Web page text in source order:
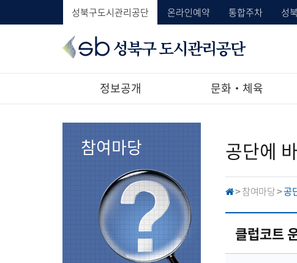
성북구도시관리공단 온라인예약 통합주차 성
북
리
정보공개 문화‧체육
참여마당 공단에
H >참여마당>공
클럽코트